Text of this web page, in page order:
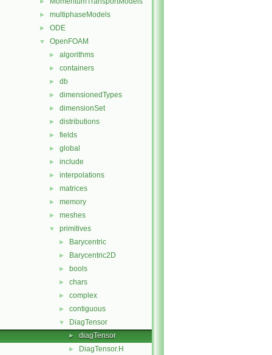
► multiphaseModels
► ODE
▼ OpenFOAM
► algorithms
► containers
► db
► dimensionedTypes
► dimensionSet
► distributions
► fields
► global
► include
► interpolations
► matrices
► memory
► meshes
▼ primitives
► Barycentric
► Barycentric2D
► bools
► chars
► complex
► contiguous
▼ DiagTensor
► diagTensor
► DiagTensor.H